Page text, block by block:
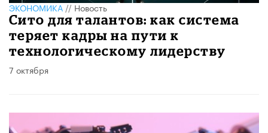
ЭКОНОМИКА//Новость
Сито для талантов: как система
теряет кадры на пути к
технологическому лидерству
7 октября